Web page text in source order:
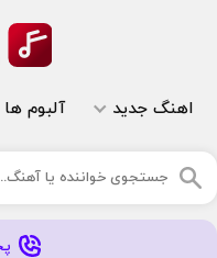
اهنگ جدید آلبوم ها